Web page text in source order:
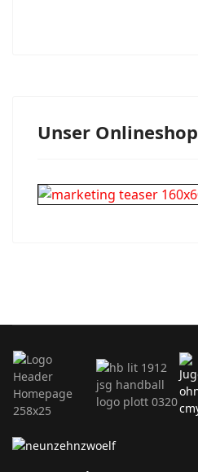
Unser Onlineshop